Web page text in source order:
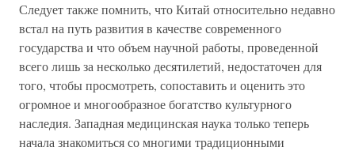
Следует также помнить, что Китай относительно недавно
встал на путь развития в качестве современного
государства и что объем научной работы, проведенной
всего лишь за несколько десятилетий, недостаточен для
того, чтобы просмотреть, сопоставить и оценить это
огромное и многообразное богатство культурного
наследия. Западная медицинская наука только теперь
начала знакомиться со многими традиционными